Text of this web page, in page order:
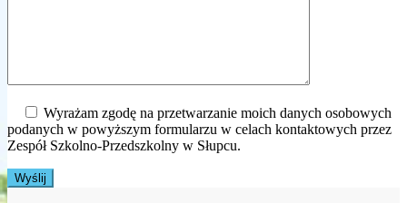
Wyrażam zgodę na przetwarzanie moich danych osobowych
podanych w powyższym formularzu w celach kontaktowych przez
Zespół Szkolno-Przedszkolny w Słupcu.